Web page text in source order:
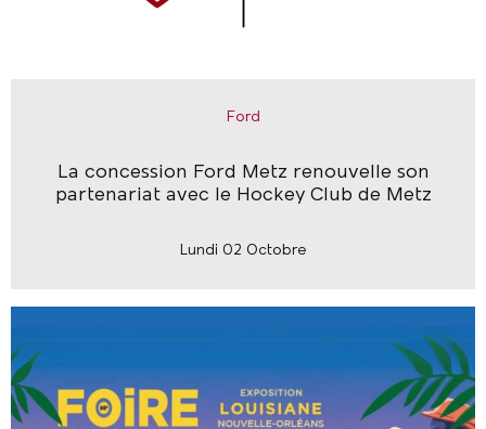
Ford
La concession Ford Metz renouvelle son
partenariat avec le Hockey Club de Metz
Lundi 02 Octobre